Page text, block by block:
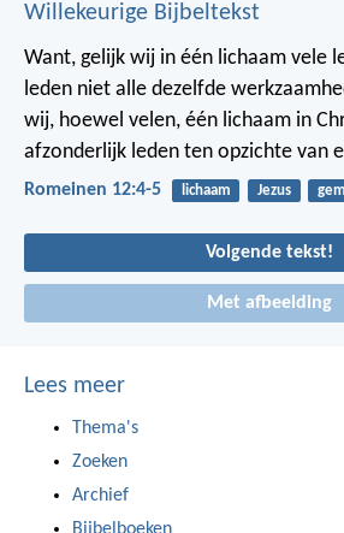
Willekeurige Bijbeltekst
Want, gelijk wij in één lichaam vele
leden niet alle dezelfde
wij, hoewel velen, één lichaam in
afzonderlijk leden ten opzichte van
Romeinen 12:4-5 lichaam Jezus
Volgende tekst!
Met afbeelding
Lees meer
Thema's
Zoeken
Archief